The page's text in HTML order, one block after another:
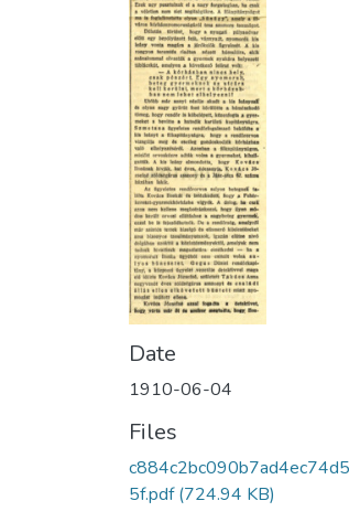
Date
1910-06-04
Files
5f.pdf(724.94 KB)